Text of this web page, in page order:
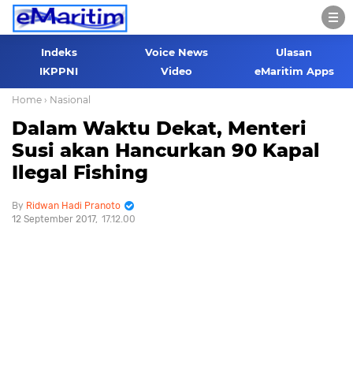
Indeks Voice News
Ulasan
IKPPNI
Video eMaritim Apps
Home › Nasional
Dalam Waktu Dekat, Menteri
Susi akan Hancurkan 90 Kapal
Ilegal Fishing
Ridwan Hadi Pranoto
12 September 2017 17.12.00